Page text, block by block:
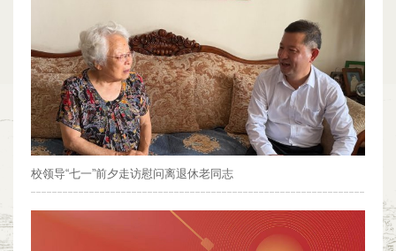
校领导“七一”前夕走访慰问离退休老同志